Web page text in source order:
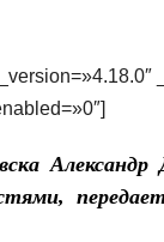
Александр